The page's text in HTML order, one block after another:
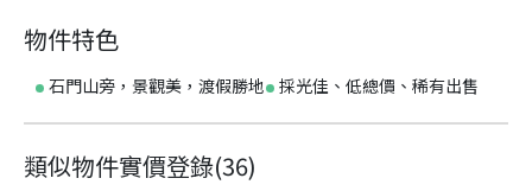
物件特色
石門山旁，景觀美，渡假勝地 採光佳、低總價、稀有出售
類似物件實價登錄(36)